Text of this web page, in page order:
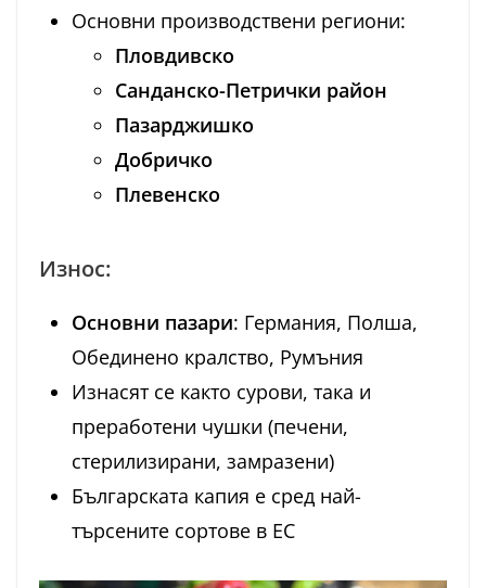
Основни производствени региони:
Пловдивско
Санданско-Петрички район
Пазарджишко
Добричко
Плевенско
Износ:
Основни пазари: Германия, Полша,
Обединено кралство, Румъния
Изнасят се както сурови, така и
преработени чушки (печени,
стерилизирани, замразени)
Българската капия е сред най-
търсените сортове в ЕС